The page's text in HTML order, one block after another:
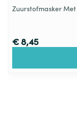
Zuurstofmasker
€ 8,45